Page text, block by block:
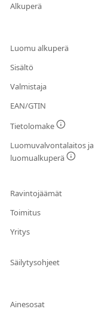
Alkuperä
Luomu alkuperä
Sisältö
Valmistaja
EAN/GTIN
Tietolomake
Luomuvalvontalaitos ja
luomualkuperä
Ravintojäämät
Toimitus
Yritys
Säilytysohjeet
Ainesosat